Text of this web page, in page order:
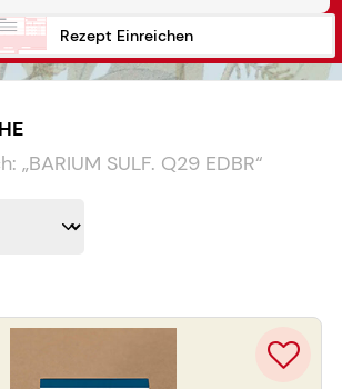
Rezept Einreichen
„BARIUM SULF. Q29 EDBR“